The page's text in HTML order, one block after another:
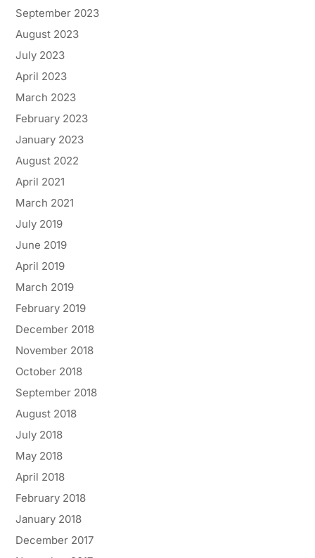
September 2023
August 2023
July 2023
April 2023
March 2023
February 2023
January 2023
August 2022
April 2021
March 2021
July 2019
June 2019
April 2019
March 2019
February 2019
December 2018
November 2018
October 2018
September 2018
August 2018
July 2018
May 2018
April 2018
February 2018
January 2018
December 2017